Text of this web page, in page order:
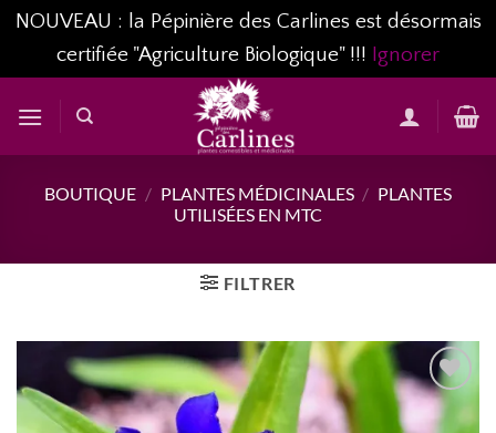
NOUVEAU : la Pépinière des Carlines est désormais
certifiée "Agriculture Biologique" !!! Ignorer
BOUTIQUE / PLANTES MÉDICINALES / PLANTES
UTILISÉES EN MTC
FILTRER
AJOUTER